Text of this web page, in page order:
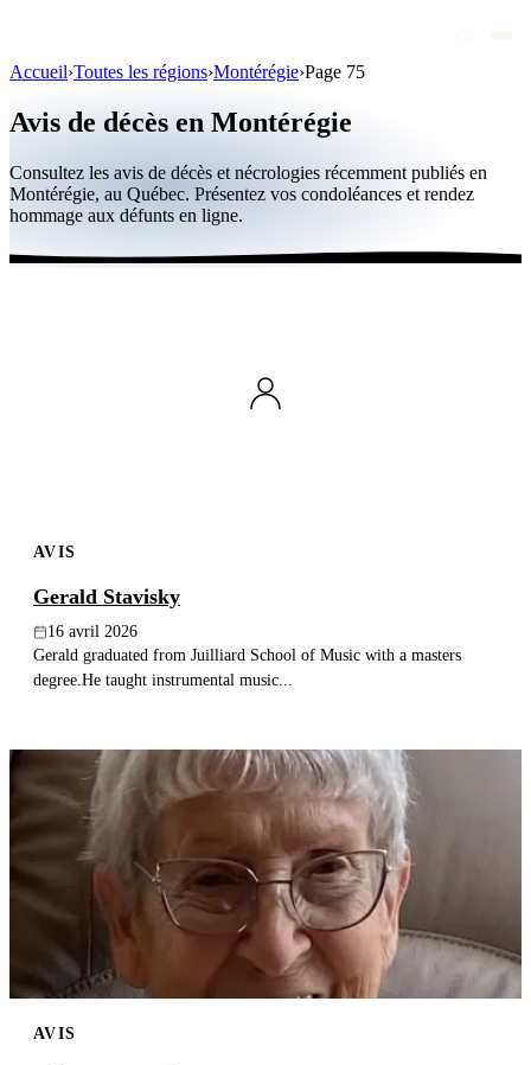
Personnalités publiques
Québec
Canada
International
Recherche
Accueil›Toutes les régions›Montérégie›Page 75
Avis de décès en Montérégie
Consultez les avis de décès et nécrologies récemment publiés en
Montérégie, au Québec. Présentez vos condoléances et rendez
hommage aux défunts en ligne.
AVIS
Gerald Stavisky
16 avril 2026
Gerald graduated from Juilliard School of Music with a masters
degree.He taught instrumental music...
AVIS